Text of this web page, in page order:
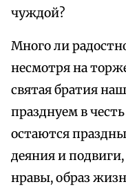
чуждой?
Много ли
несмотря на
святая братия
празднуем в
остаются
деяния и
нравы, образ